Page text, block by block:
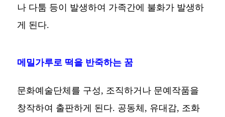
나 다툼 등이 발생하여 가족간에 불화가 발생하
게 된다.
메밀가루로 떡을 반죽하는 꿈
문화예술단체를 구성, 조직하거나 문예작품을
창작하여 출판하게 된다. 공동체, 유대감, 조화